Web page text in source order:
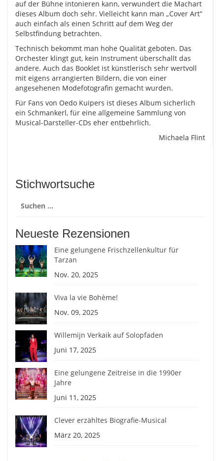
auf der Bühne intonieren kann, verwundert die Machart
dieses Album doch sehr. Vielleicht kann man „Cover Art“
auch einfach als einen Schritt auf dem Weg der
Selbstfindung betrachten.
Technisch bekommt man hohe Qualität geboten. Das
Orchester klingt gut, kein Instrument überschallt das
andere. Auch das Booklet ist künstlerisch sehr wertvoll
mit eigens arrangierten Bildern, die von einer
angesehenen Modefotografin gemacht wurden.
Für Fans von Oedo Kuipers ist dieses Album sicherlich
ein Schmankerl, für eine allgemeine Sammlung von
Musical-Darsteller-CDs eher entbehrlich.
Michaela Flint
Stichwortsuche
nach:
Neueste Rezensionen
Eine gelungene Frischzellenkultur für
Tarzan
Nov. 20, 2025
Viva la vie Bohème!
Nov. 09, 2025
Willemijn Verkaik auf Solopfaden
Juni 17, 2025
Eine gelungene Zeitreise in die 1990er
Jahre
Juni 11, 2025
Clever erzähltes Biografie-Musical
März 20, 2025